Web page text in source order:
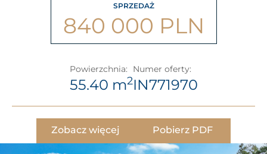
SPRZEDAŻ
840 000 PLN
Powierzchnia:
55.40 m2
Numer oferty:
IN771970
Zobacz więcej Pobierz PDF